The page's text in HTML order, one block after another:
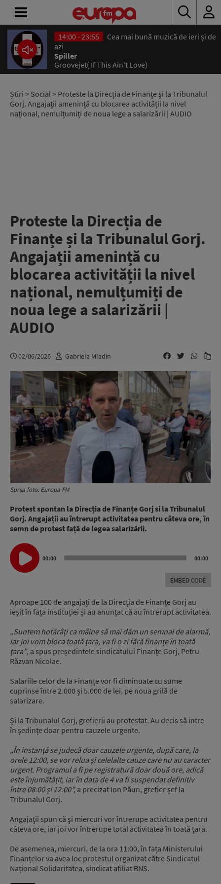
14:00 - 23:55
Cea mai bună muzică de ieri și de
azi
Spiller
Groovejet( If This Ain't Love)
Știri > Social> Proteste la Direcția de Finanțe și la Tribunalul
Gorj. Angajații amenință cu blocarea activității la nivel
național, nemulțumiți de noua lege a salarizării | AUDIO
Proteste la Direcția de
Finanțe și la Tribunalul Gorj.
Angajații amenință cu
blocarea activității la nivel
național, nemulțumiți de
noua lege a salarizării |
AUDIO
02/06/2026 Gabriela Mladin
Sursa foto: Europa FM
Protest spontan la Direcția de Finanțe Gorj si la Tribunalul
Gorj. Angajații au întrerupt activitatea pentru câteva ore, în
semn de protest față de legea salarizării.
Audio
Player
00:00 00:00
EMBED CODE
Aproape 100 de angajați de la Direcția de Finanțe Gorj au
ieșit în fața instituției și au anunțat că au întrerupt activitatea.
„Suntem hotărâți ca mâine să mai dăm un semnal de alarmă,
iar joi vom bloca toată țara, va fi o zi fără finanțe în toată
țara”, a spus președintele sindicatului Finanțe Gorj, Petru
Răzvan Nicolae.
Salariile celor de la Finanțe vor fi diminuate cu sume
cuprinse între 2.000 și 5.000 de lei, pe noua grilă de
salarizare.
Și la Tribunalul Gorj, grefierii au protestat. Au decis să intre
în ședințe doar pentru cauzele urgente.
„În instanță se judecă doar cauzele urgente, după care, la
orele 12:00, se vor relua și celelalte cauze care nu au caracter
urgent. Programul a fi pe registratură doar două ore, adică
este înjumătățit, iar în data de 4 va fi suspendat definitiv
între 08:00 și 12:00”, a precizat Ion Păun, grefier șef la
Tribunalul Gorj.
Angajații spun că și miercuri vor întrerupe activitatea pentru
câteva ore, iar joi vor întrerupe total activitatea în toată țara.
De asemenea, miercuri, de la ora 11:00, în fața Ministerului
Finanțelor va avea loc protestul organizat către Sindicatul
Național Solidaritatea, sindicat afiliat BNS.
ACASĂ
ȘTIRI
RADIO
CONCURSURI